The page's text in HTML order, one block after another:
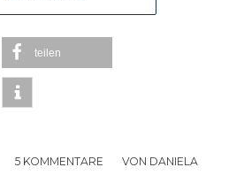
teilen
5 KOMMENTARE
/ VON DANIELA